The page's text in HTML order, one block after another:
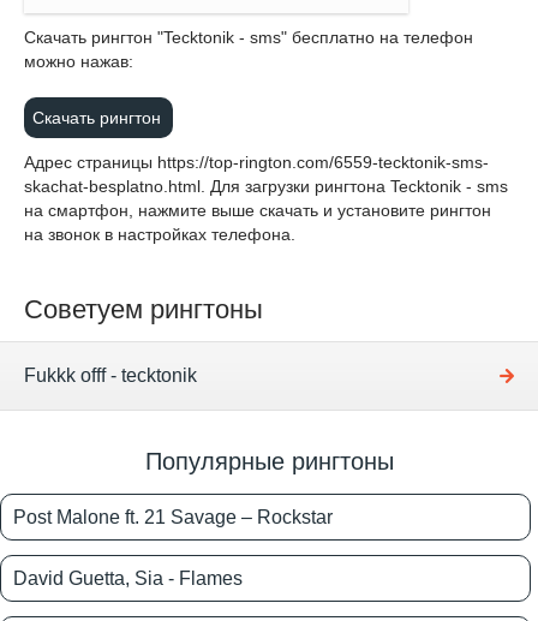
Cкачать рингтон "Tecktonik - sms" бесплатно на телефон
можно нажав:
Скачать рингтон
Адрес страницы https://top-rington.com/6559-tecktonik-sms-
skachat-besplatno.html . Для загрузки рингтона Tecktonik - sms
на смартфон, нажмите выше скачать и установите рингтон
на звонок в настройках телефона.
Советуем рингтоны
Fukkk offf - tecktonik
Популярные рингтоны
Post Malone ft. 21 Savage – Rockstar
David Guetta, Sia - Flames